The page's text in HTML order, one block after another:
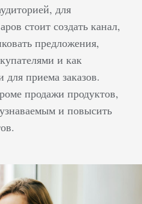
для
стоит создать канал,
предложения,
и как
для приема заказов.
продажи продуктов,
и повысить